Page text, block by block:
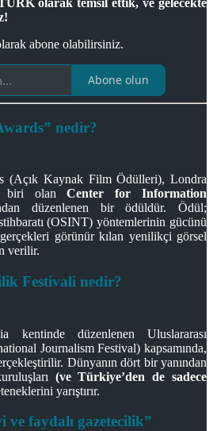
abone olabilirsiniz.
Abone olun
nedir?
(Açık Kaynak Film Ödülleri), Londra
biri olan Center for Information
düzenlenen bir ödüldür. Ödül;
(OSINT) yöntemlerinin gücünü
görünür kılan yenilikçi görsel
verilir.
Festivali nedir?
kentinde düzenlenen Uluslararası
Journalism Festival) kapsamında,
Dünyanın dört bir yanından
(ve Türkiye’den de sadece
yarıştırır.
ve faydalı gazetecilik”